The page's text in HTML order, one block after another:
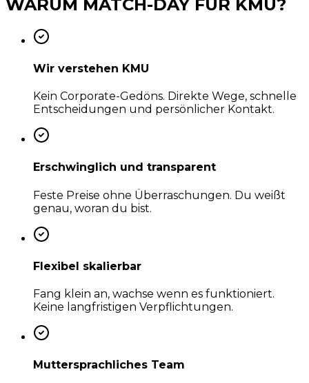
WARUM MATCH-DAY FÜR KMU?
Wir verstehen KMU
Kein Corporate-Gedöns. Direkte Wege, schnelle
Entscheidungen und persönlicher Kontakt.
Erschwinglich und transparent
Feste Preise ohne Überraschungen. Du weißt
genau, woran du bist.
Flexibel skalierbar
Fang klein an, wachse wenn es funktioniert.
Keine langfristigen Verpflichtungen.
Muttersprachliches Team